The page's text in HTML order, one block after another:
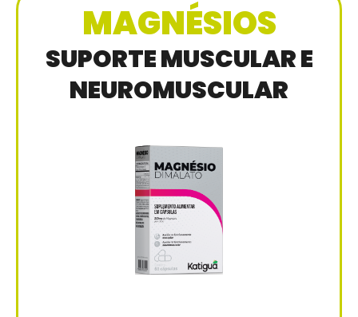
MAGNÉSIOS
SUPORTE MUSCULAR E
NEUROMUSCULAR